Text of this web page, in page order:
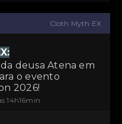
Cloth Myth EX
deusa Atena em
o evento
2026!
14h16min